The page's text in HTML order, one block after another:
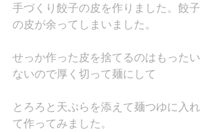
手づくり餃子の皮を作りました。餃子
の皮が余ってしまいました。
せっか作った皮を捨てるのはもったい
ないので厚く切って麺にして
とろろと天ぷらを添えて麺つゆに入れ
て作ってみました。